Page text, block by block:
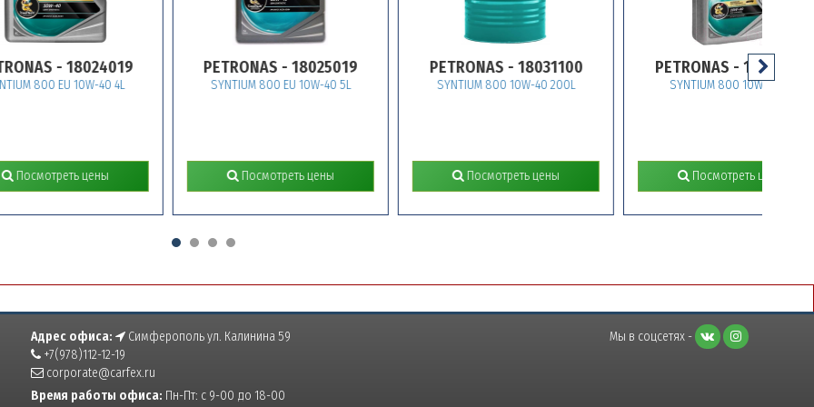
- 18024019
EU 10W-40 4L
цены
PETRONAS - 18025019
SYNTIUM 800 EU 10W-40 5L
Посмотреть цены
PETRONAS - 18031100
SYNTIUM 800 10W-40 200L
Посмотреть цены
PETRONAS - 18031619
SYNTIUM 800 10W-40 1L
Посмотреть цены
Адрес офиса:
Симферополь ул. Калинина 59
+7(978)112-12-19
corporate@carfex.ru
Время работы офиса: Пн-Пт: с 9-00 до 18-00
Мы в соцсетях -